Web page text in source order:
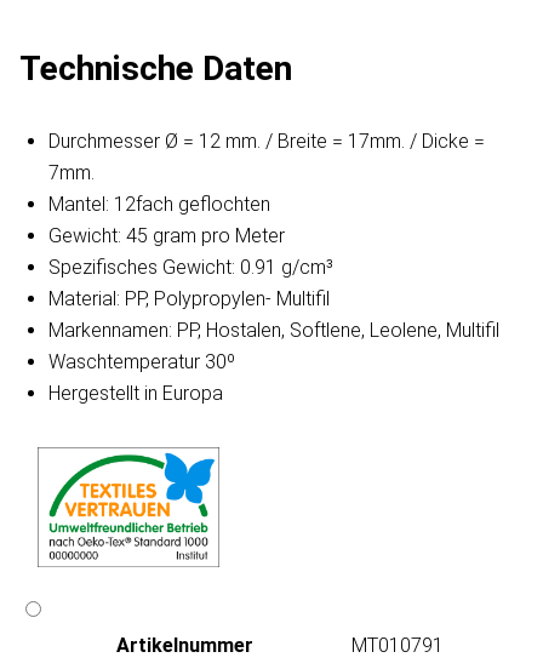
Technische Daten
Durchmesser Ø = 12 mm. / Breite = 17mm. / Dicke =
7mm.
Mantel: 12fach geflochten
Gewicht: 45 gram pro Meter
Spezifisches Gewicht: 0.91 g/cm³
Material: PP, Polypropylen- Multifil
Markennamen: PP, Hostalen, Softlene, Leolene, Multifil
Waschtemperatur 30º
Hergestellt in Europa
Artikeln‌ummer
MT010791